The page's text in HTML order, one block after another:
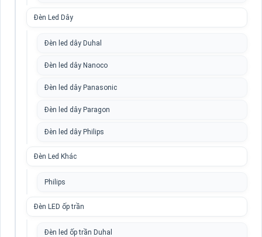
Đèn Led Dây
Đèn led dây Duhal
Đèn led dây Nanoco
Đèn led dây Panasonic
Đèn led dây Paragon
Đèn led dây Philips
Đèn Led Khác
Philips
Đèn LED ốp trần
Đèn led ốp trần Duhal